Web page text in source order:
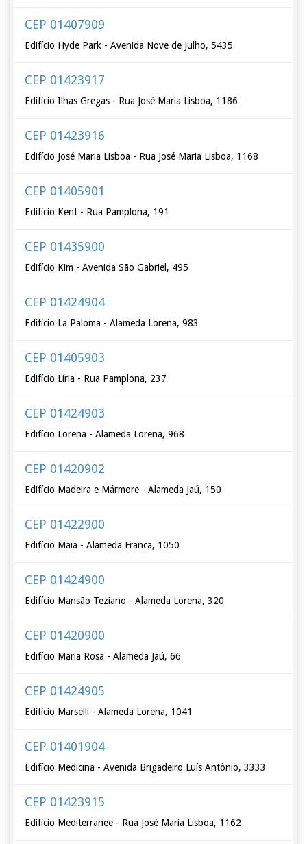
CEP 01407909
Edifício Hyde Park - Avenida Nove de Julho, 5435
CEP 01423917
Edifício Ilhas Gregas - Rua José Maria Lisboa, 1186
CEP 01423916
Edifício José Maria Lisboa - Rua José Maria Lisboa, 1168
CEP 01405901
Edifício Kent - Rua Pamplona, 191
CEP 01435900
Edifício Kim - Avenida São Gabriel, 495
CEP 01424904
Edifício La Paloma - Alameda Lorena, 983
CEP 01405903
Edifício Líria - Rua Pamplona, 237
CEP 01424903
Edifício Lorena - Alameda Lorena, 968
CEP 01420902
Edifício Madeira e Mármore - Alameda Jaú, 150
CEP 01422900
Edifício Maia - Alameda Franca, 1050
CEP 01424900
Edifício Mansão Teziano - Alameda Lorena, 320
CEP 01420900
Edifício Maria Rosa - Alameda Jaú, 66
CEP 01424905
Edifício Marselli - Alameda Lorena, 1041
CEP 01401904
Edifício Medicina - Avenida Brigadeiro Luís Antônio, 3333
CEP 01423915
Edifício Mediterranee - Rua José Maria Lisboa, 1162